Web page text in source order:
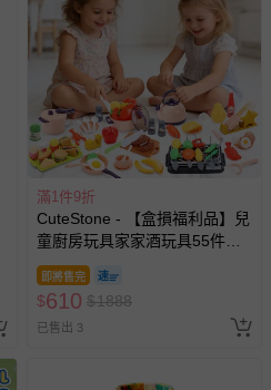
滿1件9折
CuteStone - 【盒損福利品】兒
童廚房玩具家家酒玩具55件組
(仿真廚具/BBQ烤肉架/切切樂/
生日禮物/兒童節/交換禮物)
即將售完
$610 $1888
已售出 3